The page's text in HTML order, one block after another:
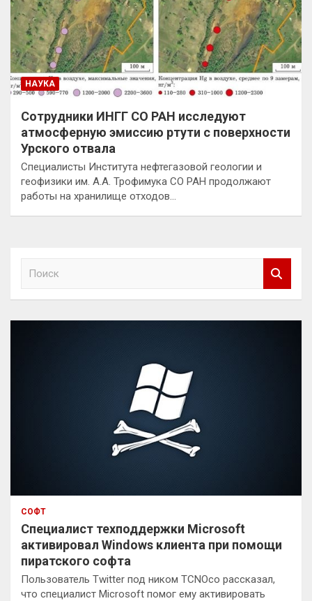
НАУКА
Сотрудники ИНГГ СО РАН исследуют
атмосферную эмиссию ртути с поверхности
Урского отвала
Специалисты Института нефтегазовой геологии и
геофизики им. А.А. Трофимука СО РАН продолжают
работы на хранилище отходов…
к
СОФТ
Специалист техподдержки Microsoft
активировал Windows клиента при помощи
пиратского софта
Пользователь Twitter под ником TCNOco рассказал,
что специалист Microsoft помог ему активировать